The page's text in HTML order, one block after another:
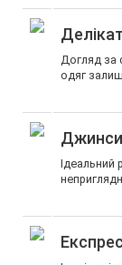
Догляд за
одяг
Джинси
Ідеальний
Експрес